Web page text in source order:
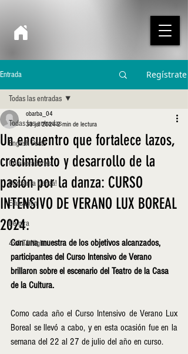
Entrada Regístrate
Todas las entradas
English Posts
Colaboradores
Danzar la Danza!
Educación
De gira
4x4 TJ Night
Todas las entradas
Un encuentro que fortalece lazos,
crecimiento y desarrollo de la
pasión por la danza: CURSO
INTENSIVO DE VERANO LUX BOREAL
2024.
obarba_04
30 jul 20242 min de lectura
Con una muestra de los objetivos alcanzados,
participantes del Curso Intensivo de Verano
brillaron sobre el escenario del Teatro de la Casa
de la Cultura.
Como cada año el Curso Intensivo de Verano Lux
Boreal se llevó a cabo, y en esta ocasión fue en la
semana del 22 al 27 de julio del año en curso.